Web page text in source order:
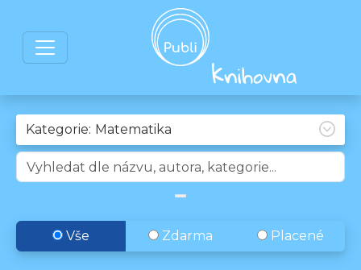
Kategorie:
Vše Zdarma Placené